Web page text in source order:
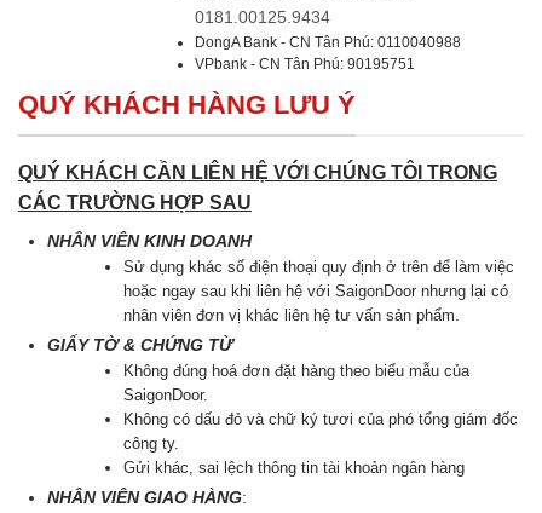
0181.00125.9434
DongA Bank - CN Tân Phú: 0110040988
VPbank - CN Tân Phú: 90195751
QUÝ KHÁCH HÀNG LƯU Ý
QUÝ KHÁCH CẦN LIÊN HỆ VỚI CHÚNG TÔI TRONG
CÁC TRƯỜNG HỢP SAU
NHÂN VIÊN KINH DOANH
Sử dụng khác số điện thoại quy định ở trên để làm việc
hoặc ngay sau khi liên hệ với SaigonDoor nhưng lại có
nhân viên đơn vị khác liên hệ tư vấn sản phẩm.
GIẤY TỜ & CHỨNG TỪ
Không đúng hoá đơn đặt hàng theo biểu mẫu của
SaigonDoor.
Không có dấu đỏ và chữ ký tươi của phó tổng giám đốc
công ty.
Gửi khác, sai lệch thông tin tài khoản ngân hàng
NHÂN VIÊN GIAO HÀNG: